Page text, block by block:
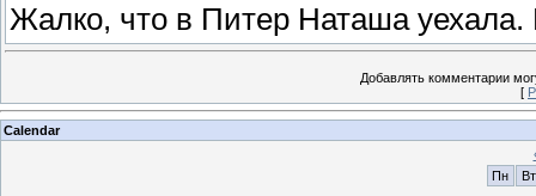
Жалко, что в Питер Наташа уехала.
Добавлять комментарии
[
Calendar
Пн
Вт